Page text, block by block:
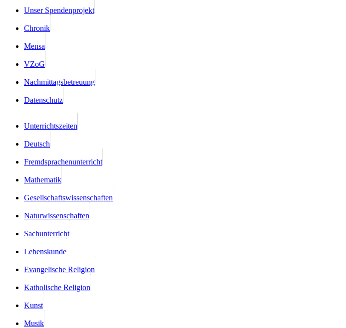
Unser Spendenprojekt
Chronik
Mensa
VZoG
Nachmittagsbetreuung
Datenschutz
Unterrichtszeiten
Deutsch
Fremdsprachenunterricht
Mathematik
Gesellschaftswissenschaften
Naturwissenschaften
Sachunterricht
Lebenskunde
Evangelische Religion
Katholische Religion
Kunst
Musik